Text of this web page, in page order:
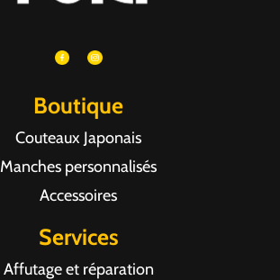
Boutique
Couteaux Japonais
Manches personnalisés
Accessoires
Services
Affutage et réparation